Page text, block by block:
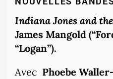
Indiana Jones and
James Mangold
“Logan”).
Avec Phoebe